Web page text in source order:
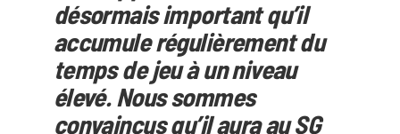
désormais important qu’il
accumule régulièrement du
temps de jeu à un niveau
élevé. Nous sommes
convaincus qu’il aura au SG